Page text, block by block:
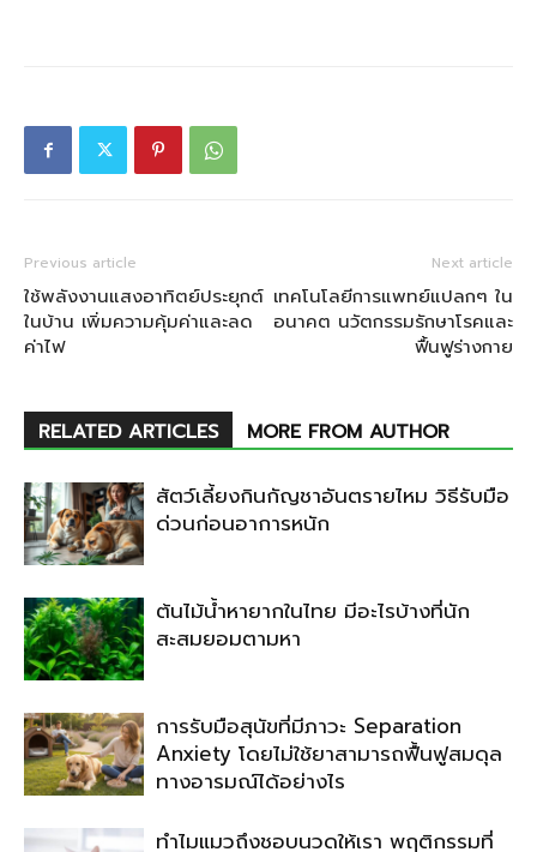
Previous article
ใช้พลังงานแสงอาทิตย์ประยุกต์
ในบ้าน เพิ่มความคุ้มค่าและลด
ค่าไฟ
Next article
เทคโนโลยีการแพทย์แปลกๆ ใน
อนาคต นวัตกรรมรักษาโรคและ
ฟื้นฟูร่างกาย
RELATED ARTICLES MORE FROM AUTHOR
สัตว์เลี้ยงกินกัญชาอันตรายไหม วิธีรับมือ
ด่วนก่อนอาการหนัก
ต้นไม้น้ำหายากในไทย มีอะไรบ้างที่นัก
สะสมยอมตามหา
การรับมือสุนัขที่มีภาวะ Separation
Anxiety โดยไม่ใช้ยาสามารถฟื้นฟูสมดุล
ทางอารมณ์ได้อย่างไร
ทำไมแมวถึงชอบนวดให้เรา พฤติกรรมที่